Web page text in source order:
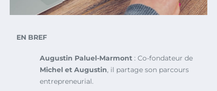
EN BREF
Augustin Paluel-Marmont : Co-fondateur de
Michel et Augustin, il partage son parcours
entrepreneurial.